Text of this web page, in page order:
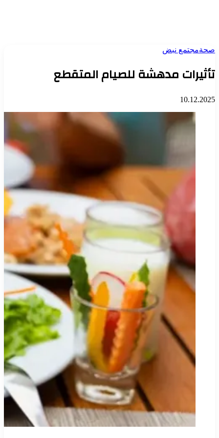
صحةمجتمع نبض
تأثيرات مدهشة للصيام المتقطع
10.12.2025